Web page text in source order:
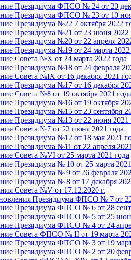
Президиума ФПСО № 24 от 20
Президиума ФПСО № 23 от 10
Президиума №22 7 октября 2022
Президиума №21 от 23 июня 2022
Президиума №20 от 22 апреля
Президиума №19 от 24 марта 2022
Совета №X от 24 марта 2022 года
Президиума №18 от 24 февраля
Совета №IX от 16 декабря 2021
Президиума №17 от 16 декабря
Совета №8 от 19 октября 2021 года
Президиума №16 от 19 октября
Президиума №15 от 23 сентября
Президиума №13 от 22 июня 2021
Совета №7 от 22 июня 2021 года
Президиума №12 от 18 мая 2021
Президиума №11 от 22 апреля
Совета №VI от 25 марта 2021 года
Президиума № 10 от 25 марта
Президиума № 9 от 26 февраля
Президиума № 8 от 17 декабря
Совета №V от 17.12.2020 г.
Президиума ФПСО № 7 от
Президиума ФПСО № 6 от 28
Президиума ФПСО № 5 от 25
Президиума ФПСО № 4 от 24
Совета ФПСО № II от 19 марта
Президиума ФПСО № 3 от 19
Президиума ФПСО № 2 от 20